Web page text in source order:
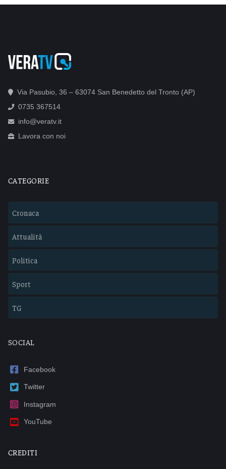
Via Pasubio, 36 – 63074 San Benedetto del Tronto (AP)
0735 367514
info@veratv.it
Lavora con noi
CATEGORIE
Cronaca
Attualità
Politica
Sport
TG
SOCIAL
Facebook
Twitter
Instagram
YouTube
CREDITI